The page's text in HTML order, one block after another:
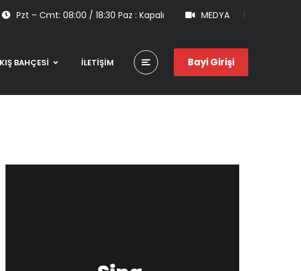
Pzt – Cmt: 08:00 / 18:30 Paz : Kapalı MEDYA
Bayi Girişi
KIŞ BAHÇESİ İLETİŞİM